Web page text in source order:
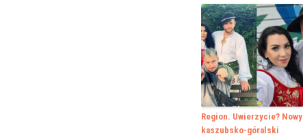
Region. Uwierzycie? Nowy
kaszubsko-góralski